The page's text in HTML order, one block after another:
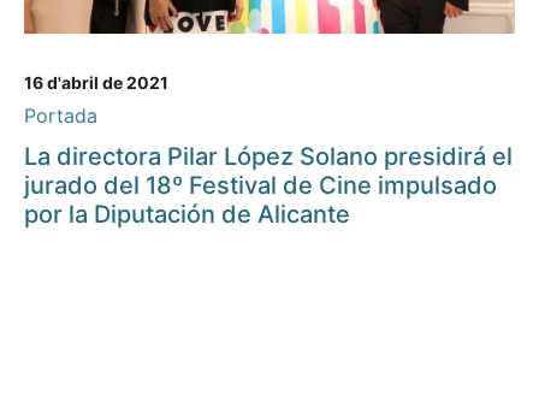
16 d'abril de 2021
Portada
La directora Pilar López Solano presidirá el
jurado del 18º Festival de Cine impulsado
por la Diputación de Alicante